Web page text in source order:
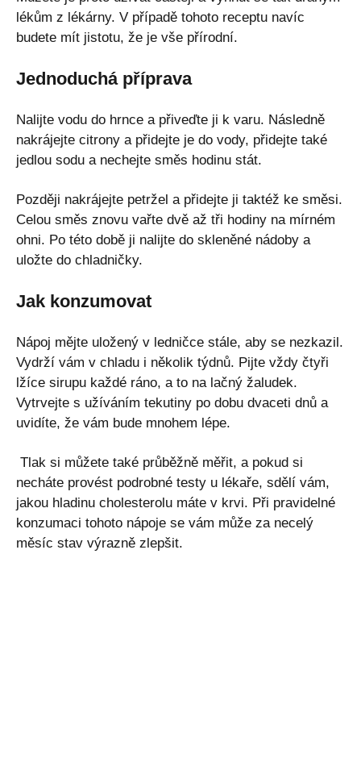
lékům z lékárny. V případě tohoto receptu navíc
budete mít jistotu, že je vše přírodní.
Jednoduchá příprava
Nalijte vodu do hrnce a přiveďte ji k varu. Následně
nakrájejte citrony a přidejte je do vody, přidejte také
jedlou sodu a nechejte směs hodinu stát.
Později nakrájejte petržel a přidejte ji taktéž ke směsi.
Celou směs znovu vařte dvě až tři hodiny na mírném
ohni. Po této době ji nalijte do skleněné nádoby a
uložte do chladničky.
Jak konzumovat
Nápoj mějte uložený v ledničce stále, aby se nezkazil.
Vydrží vám v chladu i několik týdnů. Pijte vždy čtyři
lžíce sirupu každé ráno, a to na lačný žaludek.
Vytrvejte s užíváním tekutiny po dobu dvaceti dnů a
uvidíte, že vám bude mnohem lépe.
Tlak si můžete také průběžně měřit, a pokud si
necháte provést podrobné testy u lékaře, sdělí vám,
jakou hladinu cholesterolu máte v krvi. Při pravidelné
konzumaci tohoto nápoje se vám může za necelý
měsíc stav výrazně zlepšit.